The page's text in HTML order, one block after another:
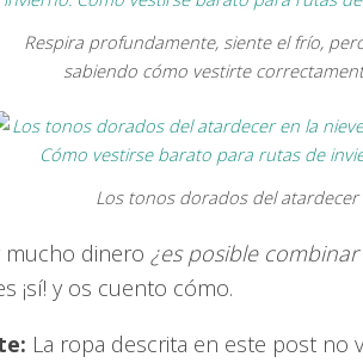
Respira profundamente, siente el frío,
sabiendo cómo vestirte
Los tonos dorados del atardecer
mucho dinero ¿es posible
¡sí! y os cuento cómo.
La ropa descrita en este post no